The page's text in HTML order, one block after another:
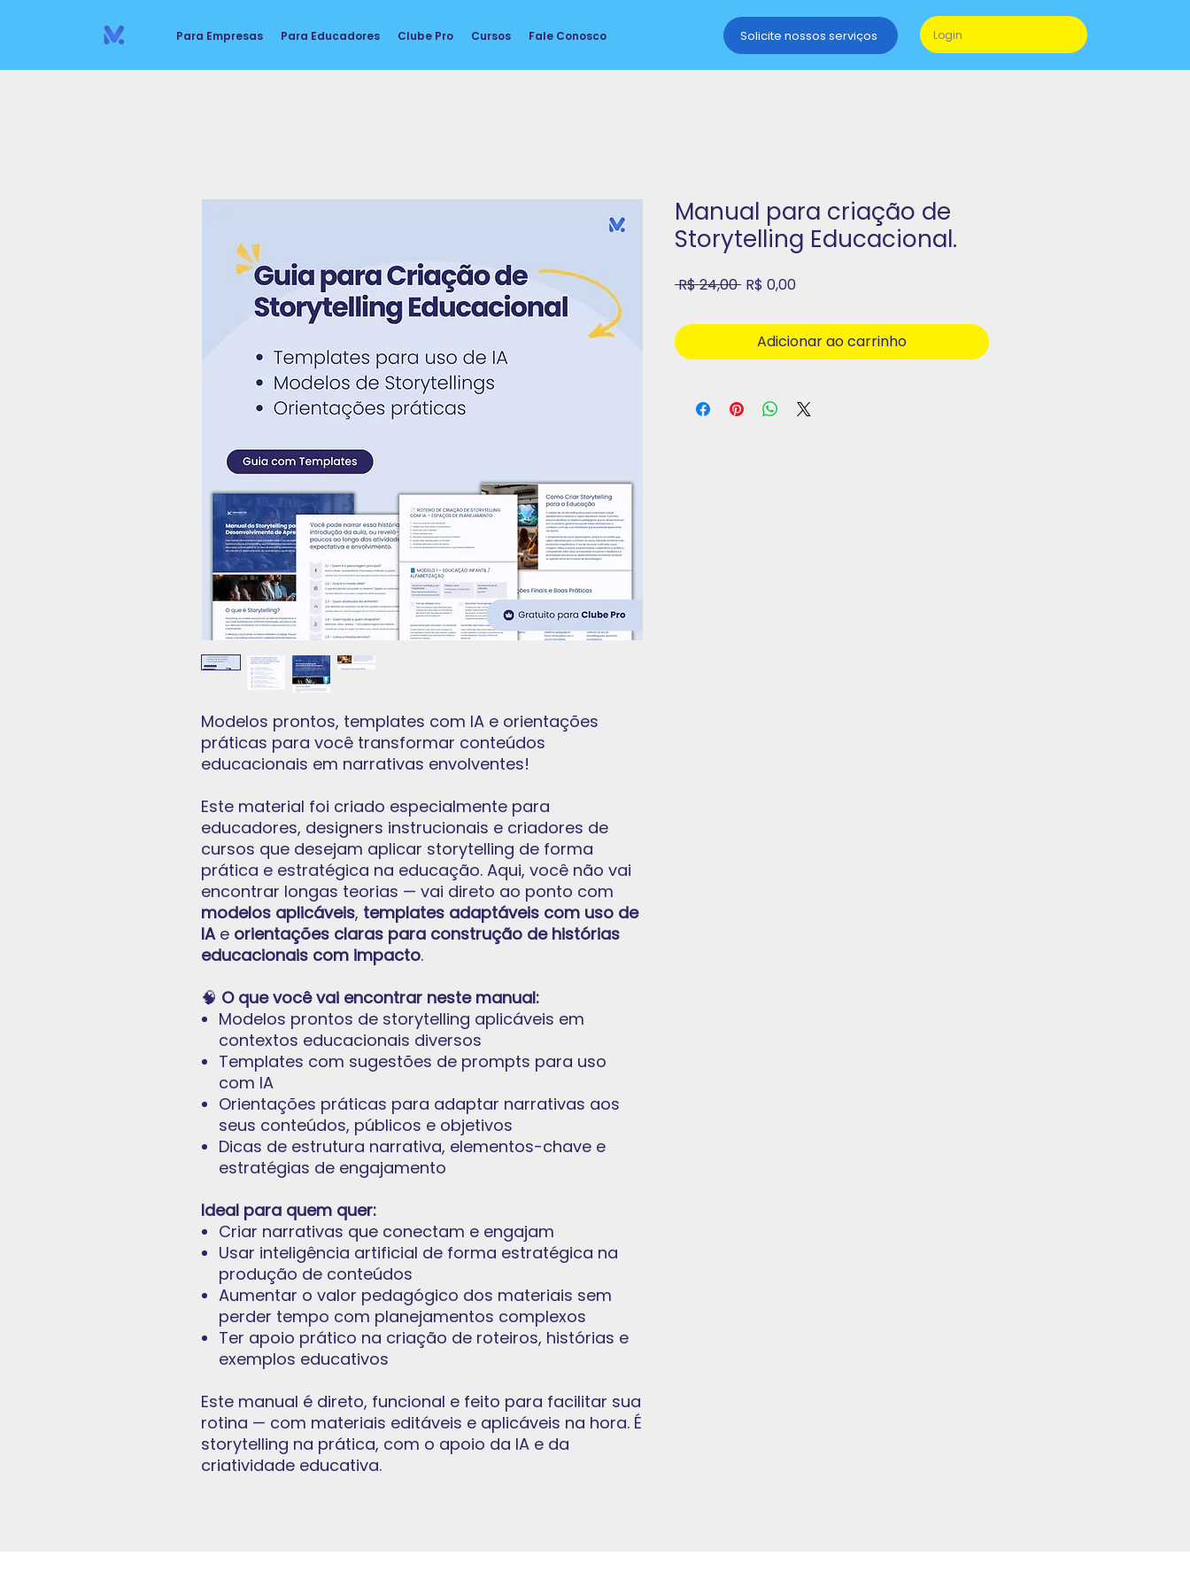
Para Empresas Para Educadores Clube Pro Cursos Fale Conosco Solicite nossos serviços Login
Modelos prontos, templates com IA e orientações
práticas para você transformar conteúdos
educacionais em narrativas envolventes!
Este material foi criado especialmente para
educadores, designers instrucionais e criadores de
cursos que desejam aplicar storytelling de forma
prática e estratégica na educação. Aqui, você não vai
encontrar longas teorias — vai direto ao ponto com
modelos aplicáveis, templates adaptáveis com uso de
IAe orientações claras para construção de histórias
educacionais com impacto.
🧠 O que você vai encontrar neste manual:
Modelos prontos de storytelling aplicáveis em
contextos educacionais diversos
Templates com sugestões de prompts para uso
com IA
Orientações práticas para adaptar narrativas aos
seus conteúdos, públicos e objetivos
Dicas de estrutura narrativa, elementos-chave e
estratégias de engajamento
Ideal para quem quer:
Criar narrativas que conectam e engajam
Usar inteligência artificial de forma estratégica na
produção de conteúdos
Aumentar o valor pedagógico dos materiais sem
perder tempo com planejamentos complexos
Ter apoio prático na criação de roteiros, histórias e
exemplos educativos
Este manual é direto, funcional e feito para facilitar sua
rotina — com materiais editáveis e aplicáveis na hora. É
storytelling na prática, com o apoio da IA e da
criatividade educativa.
Manual para criação de
Storytelling Educacional.
R$ 24,00 Preço
R$ 0,00Preço
Adicionar ao carrinho